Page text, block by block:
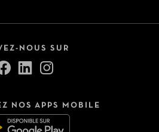
NOUS SUR
NOS APPS MOBILE